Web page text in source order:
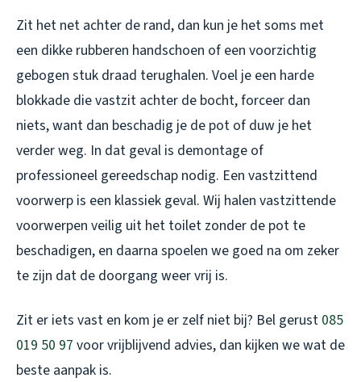
Zit het net achter de rand, dan kun je het soms met
een dikke rubberen handschoen of een voorzichtig
gebogen stuk draad terughalen. Voel je een harde
blokkade die vastzit achter de bocht, forceer dan
niets, want dan beschadig je de pot of duw je het
verder weg. In dat geval is demontage of
professioneel gereedschap nodig. Een vastzittend
voorwerp is een klassiek geval. Wij halen vastzittende
voorwerpen veilig uit het toilet zonder de pot te
beschadigen, en daarna spoelen we goed na om zeker
te zijn dat de doorgang weer vrij is.
Zit er iets vast en kom je er zelf niet bij? Bel gerust 085
019 50 97 voor vrijblijvend advies, dan kijken we wat de
beste aanpak is.